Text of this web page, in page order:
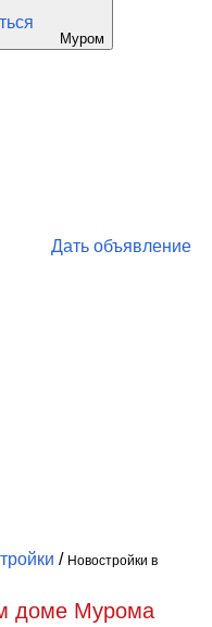
Муром
Дать объявление
/ Новостройки в
доме Мурома